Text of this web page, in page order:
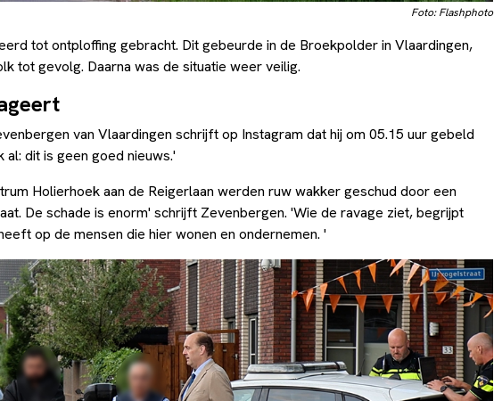
Foto: Flashphoto
tot ontploffing gebracht. Dit gebeurde in de Broekpolder in Vlaardingen,
tot gevolg. Daarna was de situatie weer veilig.
van Vlaardingen schrijft op Instagram dat hij om 05.15 uur gebeld
dit is geen goed nieuws.'
Holierhoek aan de Reigerlaan werden ruw wakker geschud door een
De schade is enorm' schrijft Zevenbergen. 'Wie de ravage ziet, begrijpt
op de mensen die hier wonen en ondernemen. '